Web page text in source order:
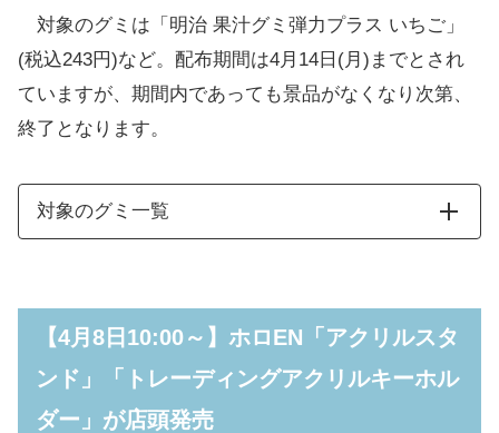
対象のグミは「明治 果汁グミ弾力プラス いちご」
(税込243円)など。配布期間は4月14日(月)までとされ
ていますが、期間内であっても景品がなくなり次第、
終了となります。
対象のグミ一覧
【4月8日10:00～】ホロEN「アクリルスタ
ンド」「トレーディングアクリルキーホル
ダー」が店頭発売